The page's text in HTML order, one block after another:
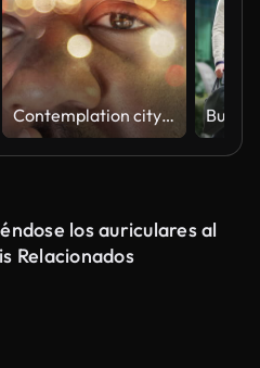
Contemplation city night
los auriculares al
Relacionados